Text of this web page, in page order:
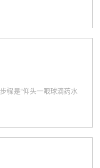
骤是“仰头一眼球滴药水